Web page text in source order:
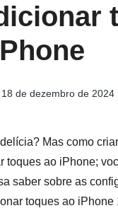
18 de dezembro de 2024
Mas como
toques ao iPhone;
saber sobre as
toques ao iPhone